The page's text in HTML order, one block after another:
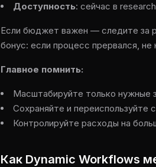
Доступность: сейчас в
Если бюджет важен — следите за
бонус: если процесс прервался,
Главное помнить:
Масштабируйте только нужные
Сохраняйте и переиспользуйте
Контролируйте расходы на
Как Dynamic Workflows